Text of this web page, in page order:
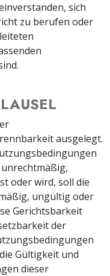
sich
zu berufen oder
ausgelegt.
oder wird, soll die
ungültig oder
Gerichtsbarkeit
der
Gültigkeit und
dieser